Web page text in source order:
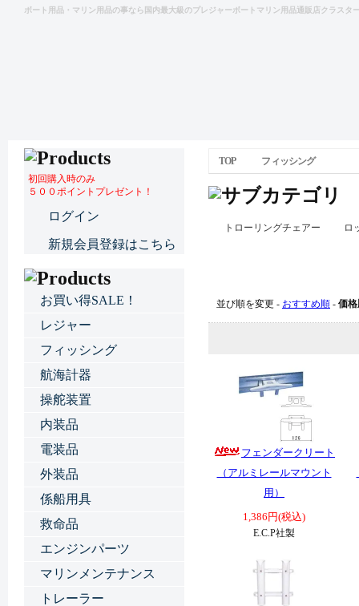
ボート用品・マリン用品の事なら国内最大級のプレジャーボートマリン用品通販店クラスタ
TOP フィッシング
トローリングチェアー ロ
並び順を変更 - おすすめ順 - 価
フェンダークリート
（アルミレールマウント
用）
1,386円(税込)
E.C.P社製
初回購入時のみ
５００ポイントプレゼント！
ログイン
新規会員登録はこちら
お買い得SALE！
レジャー
フィッシング
航海計器
操舵装置
内装品
電装品
外装品
係船用具
救命品
エンジンパーツ
マリンメンテナンス
トレーラー